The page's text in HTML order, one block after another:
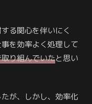
る関心を伴いにく
を効率よく処理して
り組んでいたと思い
が、しかし、効率化